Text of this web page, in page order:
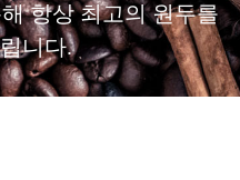
항상 최고의 원두를
니다.